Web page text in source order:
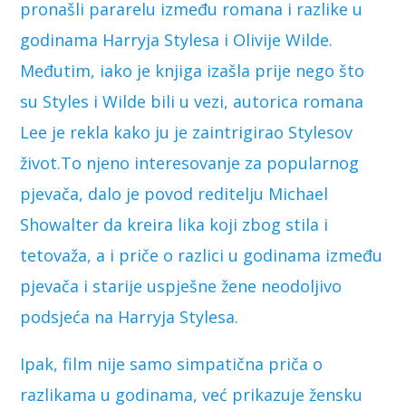
pronašli pararelu između romana i razlike u
godinama Harryja Stylesa i Olivije Wilde.
Međutim, iako je knjiga izašla prije nego što
su Styles i Wilde bili u vezi, autorica romana
Lee je rekla kako ju je zaintrigirao Stylesov
život.To njeno interesovanje za popularnog
pjevača, dalo je povod reditelju Michael
Showalter da kreira lika koji zbog stila i
tetovaža, a i priče o razlici u godinama između
pjevača i starije uspješne žene neodoljivo
podsjeća na Harryja Stylesa.
Ipak, film nije samo simpatična priča o
razlikama u godinama, već prikazuje žensku